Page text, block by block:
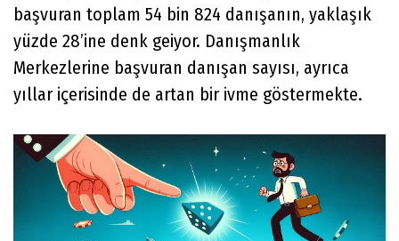
başvuran toplam 54 bin 824 danışanın, yaklaşık
yüzde 28’ine denk geiyor. Danışmanlık
Merkezlerine başvuran danışan sayısı, ayrıca
yıllar içerisinde de artan bir ivme göstermekte.